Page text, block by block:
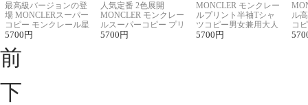
最高級バージョンの登
場 MONCLERスーパー
コピー モンクレール星
座半袖Tシャツ
5700 円
人気定番 2色展開
MONCLER モンクレー
ルスーパーコピー プリ
ント半袖Tシャツ
5700 円
MONCLER モンクレー
ルプリント半袖Tシャ
ツコピー男女兼用大人
可愛い春夏コーデ
5700 円
ル
コ
ィ
前
下